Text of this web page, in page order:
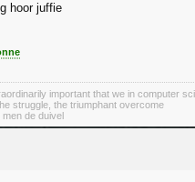
hoor juffie
important that we in computer
struggle, the triumphant overcome
de duivel